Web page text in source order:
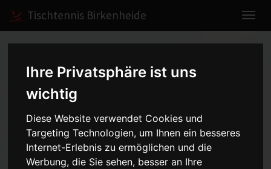
Ihre Privatsphäre ist uns
wichtig
Diese Website verwendet Cookies und
Targeting Technologien, um Ihnen ein besseres
Internet-Erlebnis zu ermöglichen und die
Werbung, die Sie sehen, besser an Ihre
Tischtennis Birkenheide
Damen II - Bezirksliga -
2015/2016